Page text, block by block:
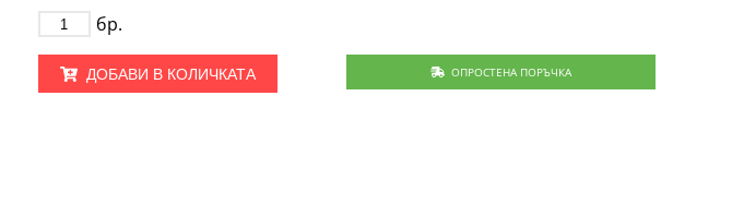
бр.
ДОБАВИ В КОЛИЧКАТА ОПРОСТЕНА ПОРЪЧКА